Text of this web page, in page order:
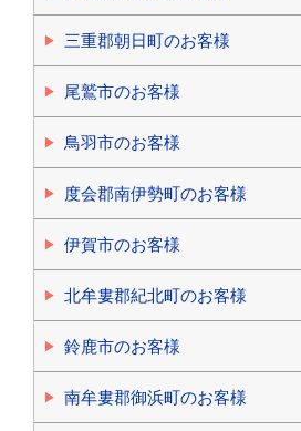
三重郡朝日町のお客様
尾鷲市のお客様
鳥羽市のお客様
度会郡南伊勢町のお客様
伊賀市のお客様
北牟婁郡紀北町のお客様
鈴鹿市のお客様
南牟婁郡御浜町のお客様